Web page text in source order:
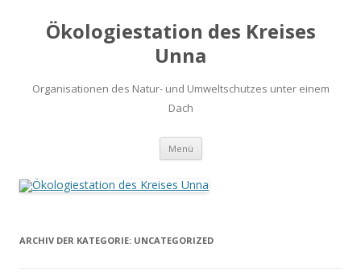
Ökologiestation des Kreises
Unna
Organisationen des Natur- und Umweltschutzes unter einem
Dach
Menü Zum
springen
ARCHIV DER KATEGORIE: UNCATEGORIZED